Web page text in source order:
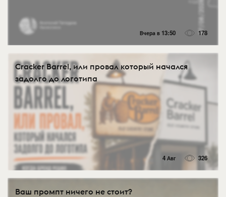
Вчера в 13:50 178
Cracker Barrel, или провал который начался
задолго до логотипа
4 Авг 326
Ваш промпт ничего не стоит?